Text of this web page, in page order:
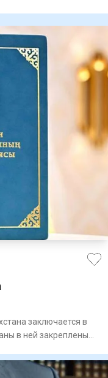
заключается в
в ней закреплены